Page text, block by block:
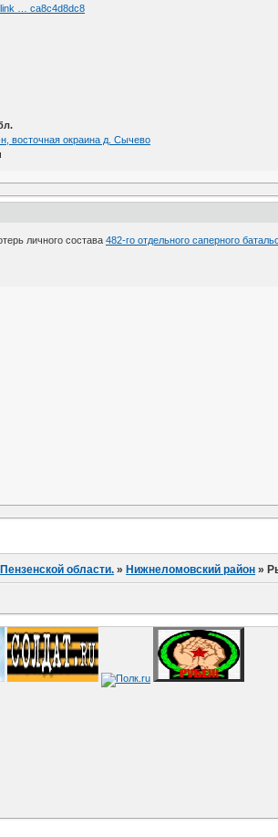
… ca8c4d8dc8
восточная окраина д. Сычево
личного состава482-го отдельного саперного
области. »Нижнеломовский район »